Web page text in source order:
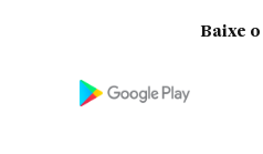
Baixe o